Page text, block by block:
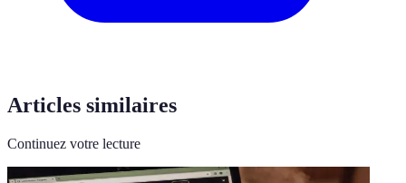
Articles similaires
Continuez votre lecture